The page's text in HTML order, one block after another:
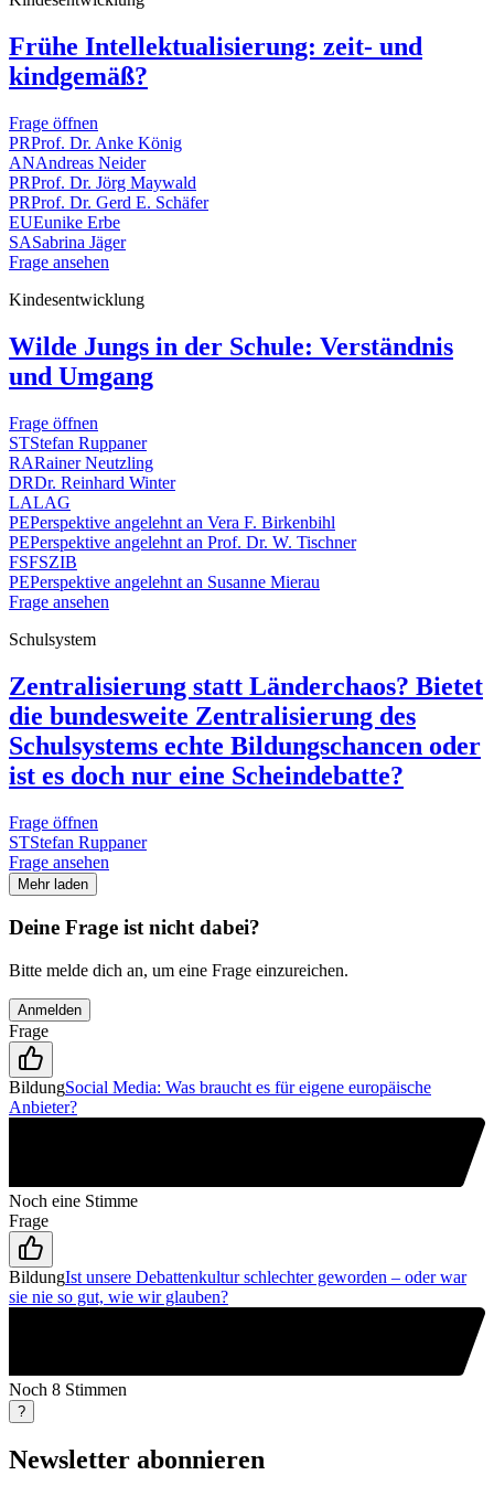
Frühe Intellektualisierung: zeit- und
kindgemäß?
Frage öffnen
PRProf. Dr. Anke König
ANAndreas Neider
PRProf. Dr. Jörg Maywald
PRProf. Dr. Gerd E. Schäfer
EUEunike Erbe
SASabrina Jäger
Frage ansehen
Kindesentwicklung
Wilde Jungs in der Schule: Verständnis
und Umgang
Frage öffnen
STStefan Ruppaner
RARainer Neutzling
DRDr. Reinhard Winter
LALAG
PEPerspektive angelehnt an Vera F. Birkenbihl
PEPerspektive angelehnt an Prof. Dr. W. Tischner
FSFSZIB
PEPerspektive angelehnt an Susanne Mierau
Frage ansehen
Schulsystem
Zentralisierung statt Länderchaos? Bietet
die bundesweite Zentralisierung des
Schulsystems echte Bildungschancen oder
ist es doch nur eine Scheindebatte?
Frage öffnen
STStefan Ruppaner
Frage ansehen
Mehr laden
Deine Frage ist nicht dabei?
Bitte melde dich an, um eine Frage einzureichen.
Anmelden
Frage
BildungSocial Media: Was braucht es für eigene europäische
Anbieter?
Noch eine Stimme
Frage
BildungIst unsere Debattenkultur schlechter geworden – oder war
sie nie so gut, wie wir glauben?
Noch 8 Stimmen
?
Newsletter abonnieren